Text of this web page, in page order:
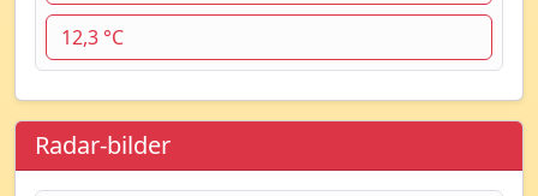
12,3 °C
Radar-bilder